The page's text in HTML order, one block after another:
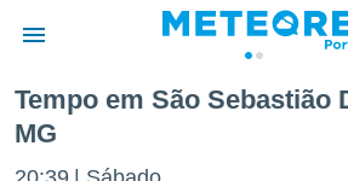
da
Tempo em São Sebastião
MG